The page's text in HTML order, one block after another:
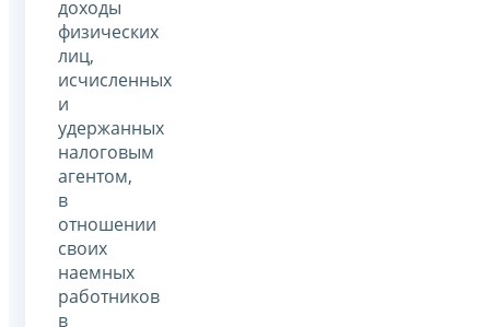
доходы
физических
лиц,
исчисленных
и
удержанных
налоговым
агентом,
в
отношении
своих
наемных
работников
в